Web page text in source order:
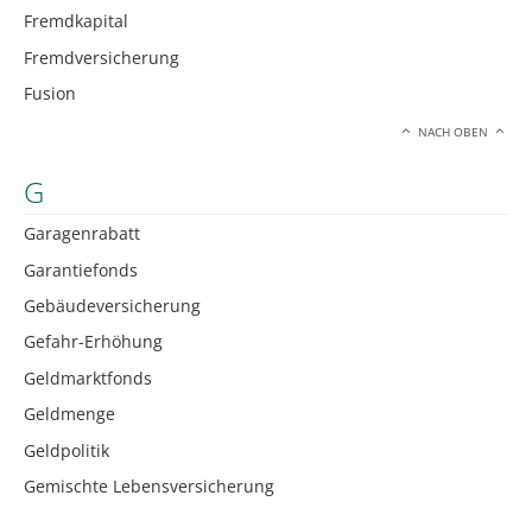
Fremdkapital
Fremdversicherung
Fusion
NACH OBEN
G
Garagenrabatt
Garantiefonds
Gebäudeversicherung
Gefahr-Erhöhung
Geldmarktfonds
Geldmenge
Geldpolitik
Gemischte Lebensversicherung